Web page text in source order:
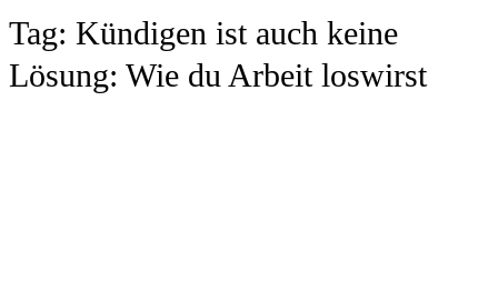
Tag: Kündigen ist auch keine
Lösung: Wie du Arbeit loswirst